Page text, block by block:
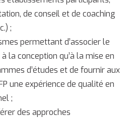
de conseil et de coaching
;
permettant d’associer le
la conception qu’à la mise en
d’études et de fournir aux
une expérience de qualité en
;
des approches